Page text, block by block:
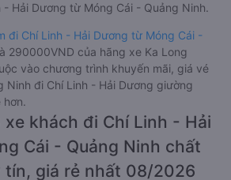
- Hải Dương từ Móng Cái - Quảng Ninh.
đi Chí Linh - Hải Dương từ Móng Cái -
290000VND của hãng xe Ka Long
vào chương trình khuyến mãi, giá vé
Ninh đi Chí Linh - Hải Dương giường
xe khách đi Chí Linh - Hải
Cái - Quảng Ninh chất
tín, giá rẻ nhất 08/2026